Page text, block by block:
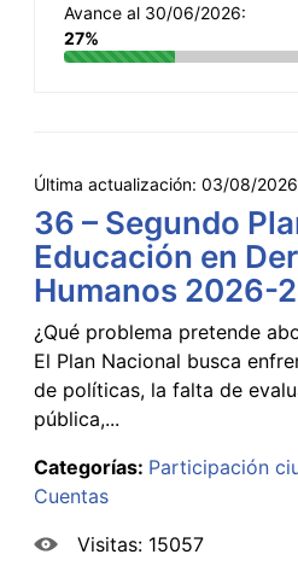
Avance al 30/06/2026:
27%
Última actualización: 03/08/2026
36 – Segundo
Educación en
Humanos 2026-
¿Qué problema pretende
El Plan Nacional busca
de políticas, la falta de
pública,...
Categorías: Participación
Cuentas
Visitas: 15057